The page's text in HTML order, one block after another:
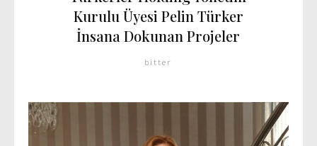
Kurulu Üyesi Pelin Türker
İnsana Dokunan Projeler
bitter